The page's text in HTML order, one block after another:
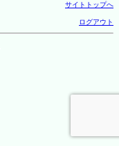
サイトトップへ
ログアウト